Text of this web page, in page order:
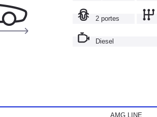
2 portes
Diesel
AMG LINE